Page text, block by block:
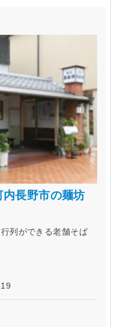
長野市の麺坊
列ができる老舗そば